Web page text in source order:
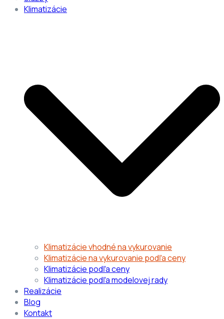
Klimatizácie
Klimatizácie vhodné na vykurovanie
Klimatizácie na vykurovanie podľa ceny
Klimatizácie podľa ceny
Klimatizácie podľa modelovej rady
Realizácie
Blog
Kontakt